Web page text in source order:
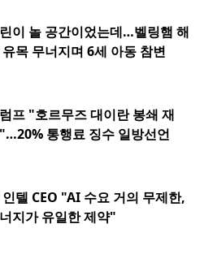
이 놀 공간이었는데…벨링햄 해
유목 무너지며 6세 아동 참변
프 "호르무즈 대이란 봉쇄 재
통행료 징수 일방선언
인텔 CEO "AI 수요 거의 무제한,
지가 유일한 제약"